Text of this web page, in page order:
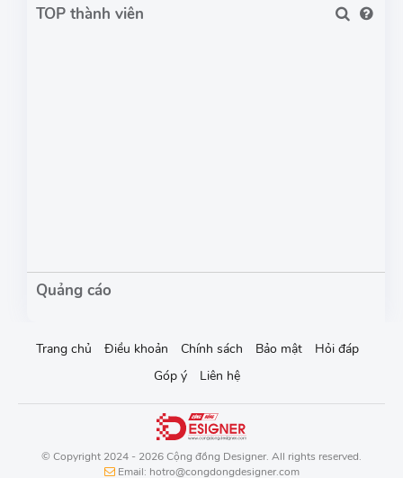
TOP thành viên
Trang chủ Điều khoản Chính sách Bảo mật
Hỏi đáp
Góp ý
Liên hệ
© Copyright 2024 - 2026 Cộng đồng Designer. All rights reserved.
Email: hotro@congdongdesigner.com